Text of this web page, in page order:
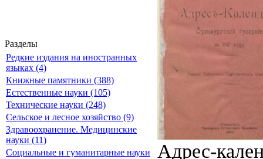
Разделы
Редкие издания на иностранных
языках (4)
Книжные памятники (388)
Естественные науки (105)
Технические науки (248)
Сельское и лесное хозяйство (9)
Здравоохранение. Медицинские
науки (11)
Социальные и гуманитарные науки
Адрес-